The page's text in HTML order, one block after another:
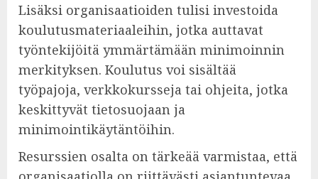
Lisäksi organisaatioiden tulisi investoida
koulutusmateriaaleihin, jotka auttavat
työntekijöitä ymmärtämään minimoinnin
merkityksen. Koulutus voi sisältää
työpajoja, verkkokursseja tai ohjeita, jotka
keskittyvät tietosuojaan ja
minimointikäytäntöihin.
Resurssien osalta on tärkeää varmistaa, että